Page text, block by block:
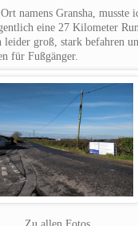
namens Gransha, musste
eine 27 Kilometer
leider groß, stark befahren
für Fußgänger.